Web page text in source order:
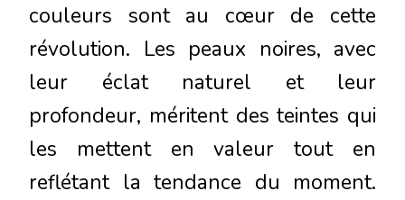
couleurs sont au cœur de cette
révolution. Les peaux noires, avec
leur éclat naturel et leur
profondeur, méritent des teintes qui
les mettent en valeur tout en
reflétant la tendance du moment.